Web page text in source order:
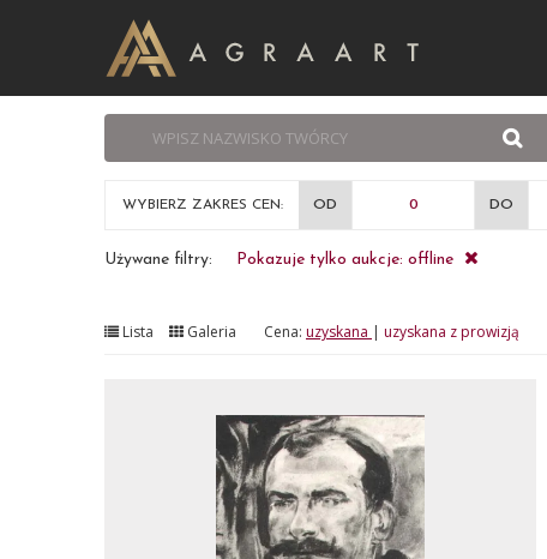
WYBIERZ ZAKRES CEN: OD DO
Używane filtry: Pokazuje tylko aukcje: offline
Lista Galeria Cena: uzyskana | uzyskana z prowizją